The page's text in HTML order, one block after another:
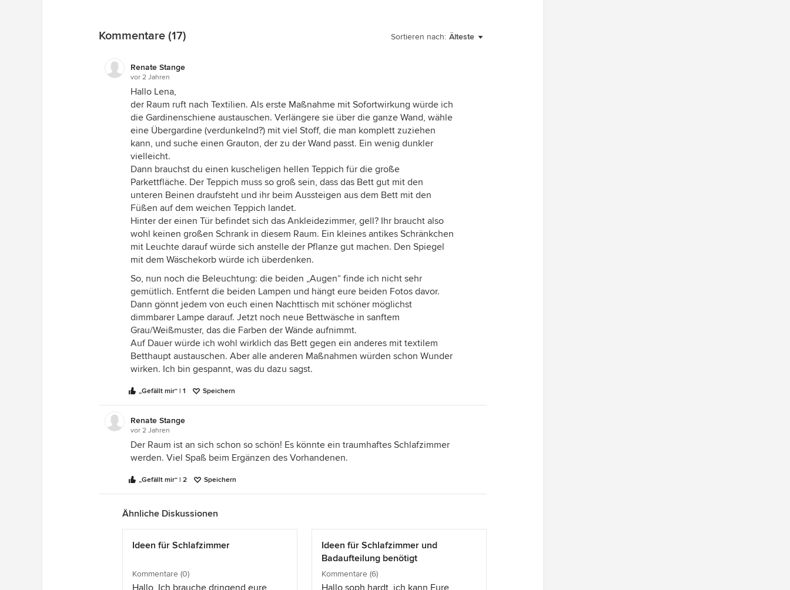
Sortieren nach: Älteste
Kommentare (17)
Renate Stange
vor 2 Jahren
Hallo Lena,
der Raum ruft nach Textilien. Als erste Maßnahme mit Sofortwirkung würde ich
die Gardinenschiene austauschen. Verlängere sie über die ganze Wand, wähle
eine Übergardine (verdunkelnd?) mit viel Stoff, die man komplett zuziehen
kann, und suche einen Grauton, der zu der Wand passt. Ein wenig dunkler
vielleicht.
Dann brauchst du einen kuscheligen hellen Teppich für die große
Parkettfläche. Der Teppich muss so groß sein, dass das Bett gut mit den
unteren Beinen draufsteht und ihr beim Aussteigen aus dem Bett mit den
Füßen auf dem weichen Teppich landet.
Hinter der einen Tür befindet sich das Ankleidezimmer, gell? Ihr braucht also
wohl keinen großen Schrank in diesem Raum. Ein kleines antikes Schränkchen
mit Leuchte darauf würde sich anstelle der Pflanze gut machen. Den Spiegel
mit dem Wäschekorb würde ich überdenken.
So, nun noch die Beleuchtung: die beiden „Augen“ finde ich nicht sehr
gemütlich. Entfernt die beiden Lampen und hängt eure beiden Fotos davor.
Dann gönnt jedem von euch einen Nachttisch mit schöner möglichst
dimmbarer Lampe darauf. Jetzt noch neue Bettwäsche in sanftem
Grau/Weißmuster, das die Farben der Wände aufnimmt.
Auf Dauer würde ich wohl wirklich das Bett gegen ein anderes mit textilem
Betthaupt austauschen. Aber alle anderen Maßnahmen würden schon Wunder
wirken. Ich bin gespannt, was du dazu sagst.
„Gefällt mir“ | 1 Speichern
Renate Stange
vor 2 Jahren
Der Raum ist an sich schon so schön! Es könnte ein traumhaftes Schlafzimmer
werden. Viel Spaß beim Ergänzen des Vorhandenen.
„Gefällt mir“ | 2 Speichern
Ähnliche Diskussionen
Ideen für Schlafzimmer
Kommentare (0)
Hallo, Ich brauche dringend eure
Ideen für Schlafzimmer und
Badaufteilung benötigt
Kommentare (6)
Hallo soph hardt, ich kann Eure